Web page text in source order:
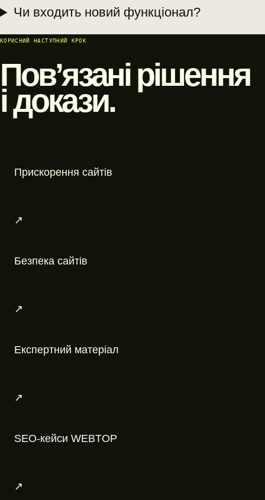
Чи входить новий функціонал?
КОРИСНИЙ НАСТУПНИЙ КРОК
Пов’язані рішення
і докази.
Прискорення сайтів
↗
Безпека сайтів
↗
Експертний матеріал
↗
SEO-кейси WEBTOP
↗